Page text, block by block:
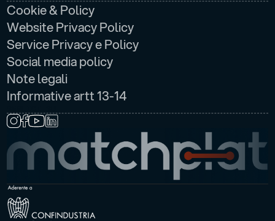
Cookie & Policy
Website Privacy Policy
Service Privacy e Policy
Social media policy
Note legali
Informative artt 13-14